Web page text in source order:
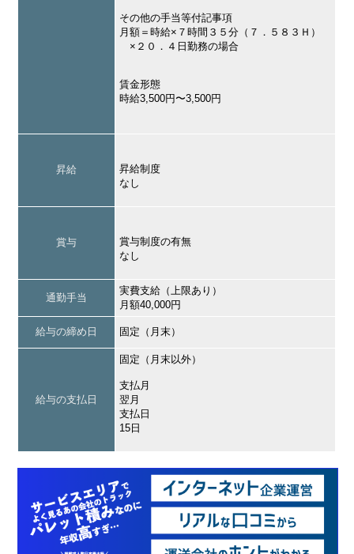
その他の手当等付記事項
月額＝時給×７時間３５分（７．５８３Ｈ）
×２０．４日勤務の場合
賃金形態
時給3,500円〜3,500円
昇給
昇給制度
なし
賞与
賞与制度の有無
なし
通勤手当
実費支給（上限あり）
月額40,000円
給与の締め日 固定（月末）
給与の支払日
固定（月末以外）
支払月
翌月
支払日
15日